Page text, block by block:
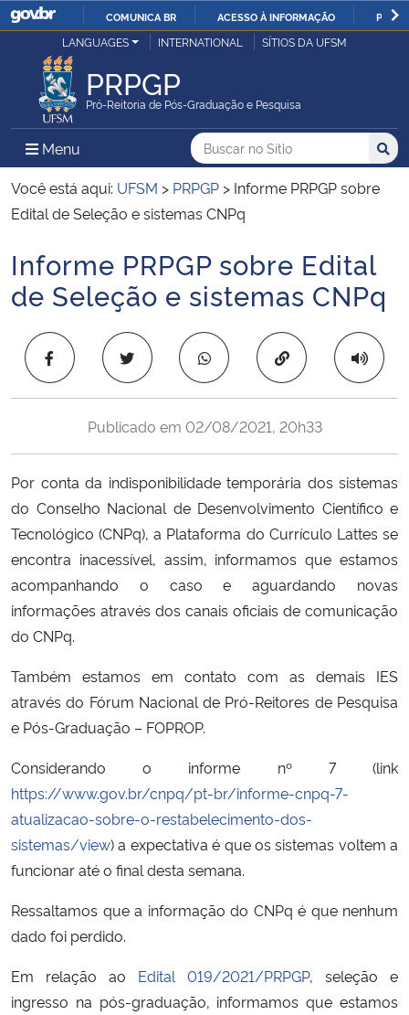
IR
COMUNICA BR ACESSO À INFORMAÇÃO
Ministério da Justiça e Segurança Pública
Ministério da Defesa
Ministério das Relações Exteriores
Ministério da Infraestrutura
Ministério da Educação
Ministério da Cidadania
Ministério da Ciência, Tecnologia, Inovações e Comunicações
Ministério do Meio Ambiente
Controladoria-Geral da União
Ministério da Mulher, da Família e dos Direitos Humanos
Secretaria de Governo
Advocacia-Geral da União
LANGUAGES INTERNATIONAL SÍTIOS DA UFSM
PRPGP
Pró-Reitoria de Pós-Graduação e Pesquisa
Menu Menu Principal do Sítio
Busca
Buscar no no Sítio
Busca:
Você está aqui: UFSM > PRPGP > Informe PRPGP sobre
Edital de Seleção e sistemas CNPq
Início do conteúdo
Informe PRPGP sobre Edital
de Seleção e sistemas CNPq
Copiar para área
Publicado em 02/08/2021, 20h33
Por conta da indisponibilidade temporária dos sistemas
do Conselho Nacional de Desenvolvimento Científico e
Tecnológico (CNPq), a Plataforma do Currículo Lattes se
encontra inacessível, assim, informamos que estamos
acompanhando o caso e aguardando novas
informações através dos canais oficiais de comunicação
do CNPq.
Também estamos em contato com as demais IES
através do Fórum Nacional de Pró-Reitores de Pesquisa
e Pós-Graduação – FOPROP.
Considerando o informe nº 7 (link
https://www.gov.br/cnpq/pt-br/informe-cnpq-7-
atualizacao-sobre-o-restabelecimento-dos-
sistemas/view) a expectativa é que os sistemas voltem a
funcionar até o final desta semana.
Ressaltamos que a informação do CNPq é que nenhum
dado foi perdido.
Em relação ao Edital 019/2021/PRPGP, seleção e
ingresso na pós-graduação, informamos que estamos